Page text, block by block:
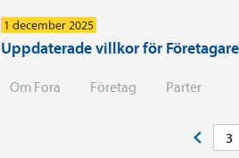
1 december 2025
Uppdaterade villkor för
Om Fora Företag Parter